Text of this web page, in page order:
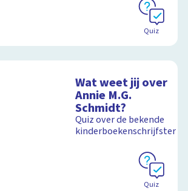
Quiz
Wat weet jij over
Annie M.G.
Schmidt?
Quiz over de bekende
kinderboekenschrijfster
Quiz